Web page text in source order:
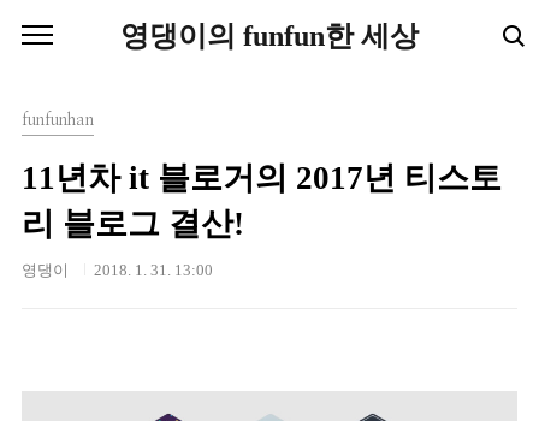
영댕이의 funfun한 세상
funfunhan
11년차 it 블로거의 2017년 티스토
리 블로그 결산!
영댕이 2018. 1. 31. 13:00